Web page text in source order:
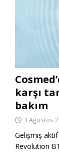
karşı
bakım
3 Ağustos
Gelişmiş
Revolution